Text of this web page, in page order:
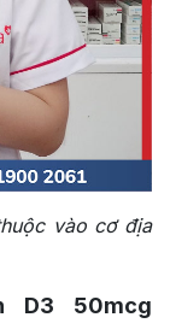
vào cơ địa
D3 50mcg